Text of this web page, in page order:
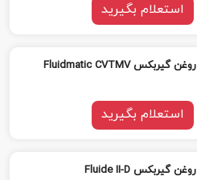
استعلام بگیرید
روغن گیربکس Fluidmatic CVTMV
استعلام بگیرید
روغن گیربکس Fluide II-D